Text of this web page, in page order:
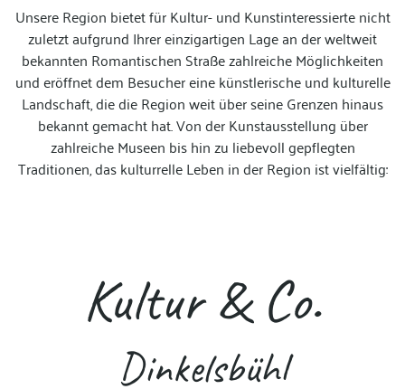
Unsere Region bietet für Kultur- und Kunstinteressierte nicht
zuletzt aufgrund Ihrer einzigartigen Lage an der weltweit
bekannten Romantischen Straße zahlreiche Möglichkeiten
und eröffnet dem Besucher eine künstlerische und kulturelle
Landschaft, die die Region weit über seine Grenzen hinaus
bekannt gemacht hat. Von der Kunstausstellung über
zahlreiche Museen bis hin zu liebevoll gepflegten
Traditionen, das kulturrelle Leben in der Region ist vielfältig:
Kultur & Co.
Dinkelsbühl